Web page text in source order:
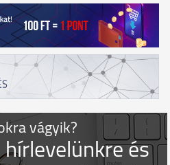
vágyik?
és